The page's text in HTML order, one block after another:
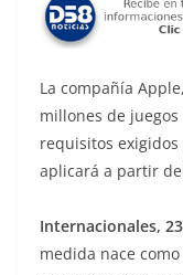
La compañía
millones de
requisitos
aplicará a partir
Internacionales,
medida nace